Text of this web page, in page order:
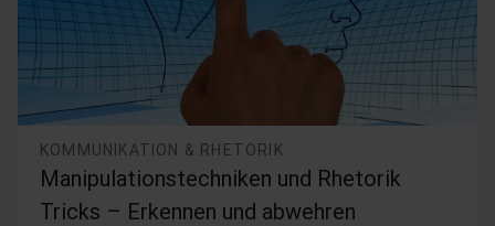
KOMMUNIKATION & RHETORIK
Manipulationstechniken und Rhetorik
Tricks – Erkennen und abwehren